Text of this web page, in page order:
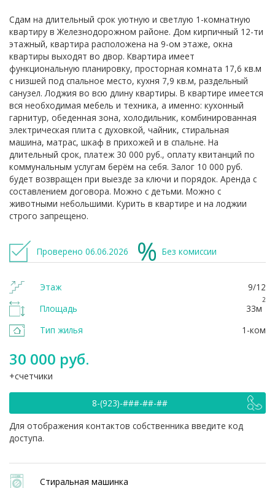
Сдам на длительный срок уютную и светлую 1-комнатную
квартиру в Железнодорожном районе. Дом кирпичный 12-ти
этажный, квартира расположена на 9-ом этаже, окна
квартиры выходят во двор. Квартира имеет
функциональную планировку, просторная комната 17,6 кв.м
с низшей под спальное место, кухня 7,9 кв.м, раздельный
санузел. Лоджия во всю длину квартиры. В квартире имеется
вся необходимая мебель и техника, а именно: кухонный
гарнитур, обеденная зона, холодильник, комбинированная
электрическая плита с духовкой, чайник, стиральная
машина, матрас, шкаф в прихожей и в спальне. На
длительный срок, платеж 30 000 руб., оплату квитанций по
коммунальным услугам берём на себя. Залог 10 000 руб.
будет возвращен при выезде за ключи и порядок. Аренда с
составлением договора. Можно с детьми. Можно с
животными небольшими. Курить в квартире и на лоджии
строго запрещено.
Проверено 06.06.2026 Без комиссии
Этаж
9/12
Площадь
33м
2
Тип жилья 1-ком
30 000 руб.
счетчики
8-(923)-###-##-##
Для отображения контактов собственника введите код
доступа.
Стиральная машинка